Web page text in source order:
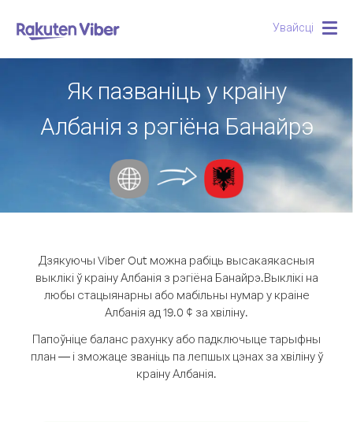
Увайсці
Як пазваніць у краіну
Албанія з рэгіёна Банайрэ
Дзякуючы Viber Out можна рабіць высакаякасныя
выклікі ў краіну Албанія з рэгіёна Банайрэ.Выклікі на
любы стацыянарны або мабільны нумар у краіне
Албанія ад 19.0 ¢ за хвіліну.
Папоўніце баланс рахунку або падключыце тарыфны
план — і зможаце званіць па лепшых цэнах за хвіліну ў
краіну Албанія.